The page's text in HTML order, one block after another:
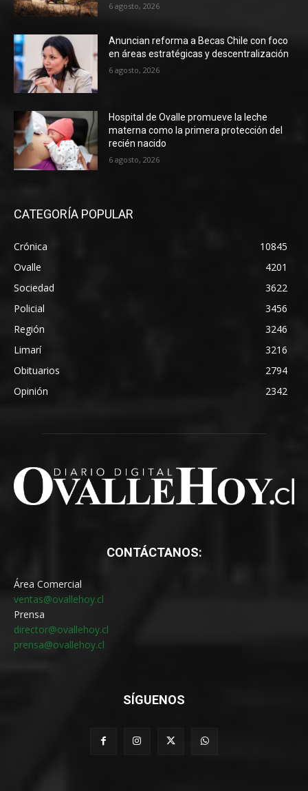
6 agosto, 2026
Anuncian reforma a Becas Chile con foco
en áreas estratégicas y descentralización
6 agosto, 2026
Hospital de Ovalle promueve la leche
materna como la primera protección del
recién nacido
6 agosto, 2026
CATEGORÍA POPULAR
Crónica
10845
Ovalle
4201
Sociedad
3622
Policial
3456
Región
3246
Limarí
3216
Obituarios
2794
Opinión
2342
CONTÁCTANOS:
Área Comercial
ventas@ovallehoy.cl
Prensa
director@ovallehoy.cl
prensa@ovallehoy.cl
SÍGUENOS